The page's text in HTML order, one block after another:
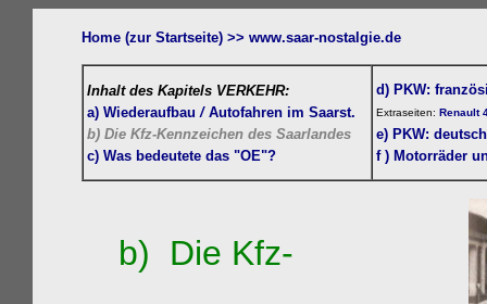
Home (zur Startseite) >> www.saar-nostalgie.de
Inhalt des Kapitels VERKEHR:
a) Wiederaufbau/ Autofahrenim Saarst.
b) Die Kfz-Kennzeichen des Saarlandes
c) Was bedeutete das "OE"?
d) PKW:
Extraseiten: Renault
e) PKW:
f ) Motorräder
b) Die Kfz-